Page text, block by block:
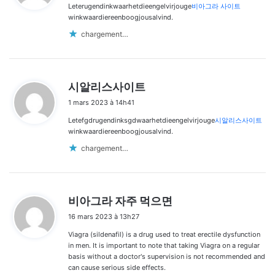
:
Leterugendinkwaarhetdieengelvirjouge비아그라 사이트
winkwaardiereenboogjousalvind.
chargement…
시알리스사이트
:
1 mars 2023 à 14h41
Letefgdrugendinksgdwaarhetdieengelvirjouge시알리스사이트
winkwaardiereenboogjousalvind.
chargement…
비아그라 자주 먹으면
:
16 mars 2023 à 13h27
Viagra (sildenafil) is a drug used to treat erectile dysfunction
in men. It is important to note that taking Viagra on a regular
basis without a doctor's supervision is not recommended and
can cause serious side effects.